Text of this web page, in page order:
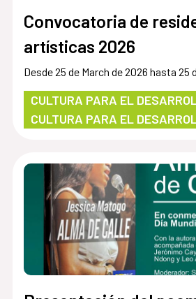
Convocatoria de
artísticas 2026
Desde 25 de March de 2026 hasta 25
CULTURA PARA EL
CULTURA PARA EL